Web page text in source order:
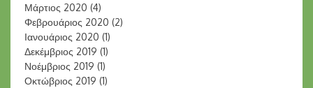
Μάρτιος 2020 (4)
Φεβρουάριος 2020 (2)
Ιανουάριος 2020 (1)
Δεκέμβριος 2019 (1)
Νοέμβριος 2019 (1)
Οκτώβριος 2019 (1)